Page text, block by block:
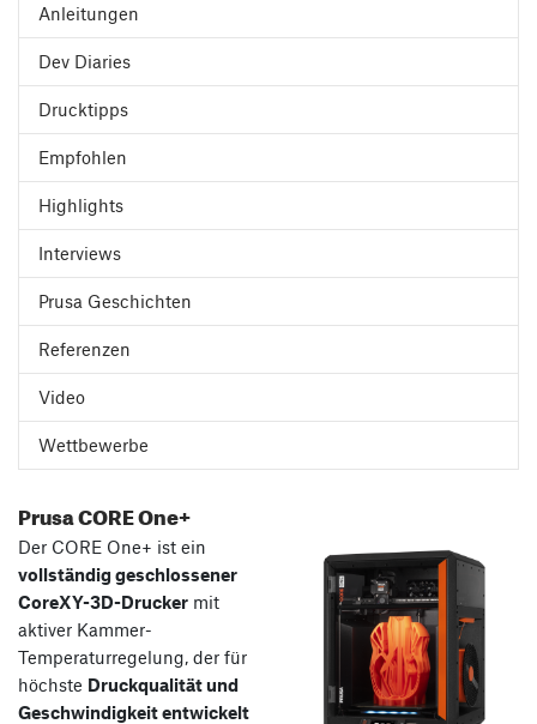
Anleitungen
Dev Diaries
Drucktipps
Empfohlen
Highlights
Interviews
Prusa Geschichten
Referenzen
Video
Wettbewerbe
Prusa CORE One+
Der CORE One+ ist ein
vollständig geschlossener
CoreXY-3D-Drucker mit
aktiver Kammer-
Temperaturregelung, der für
höchste Druckqualität und
Geschwindigkeit entwickelt